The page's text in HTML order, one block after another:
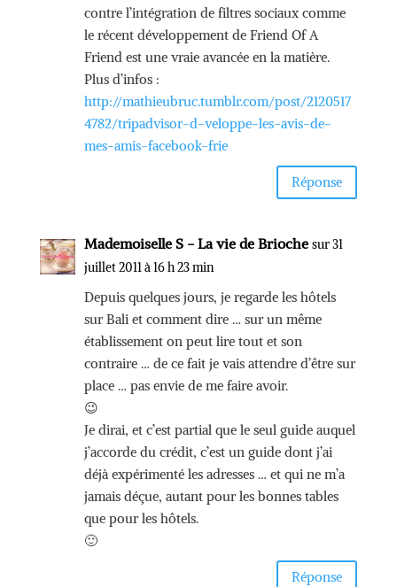
contre l’intégration de filtres sociaux comme
le récent développement de Friend Of A
Friend est une vraie avancée en la matière.
Plus d’infos :
http://mathieubruc.tumblr.com/post/2120517
4782/tripadvisor-d-veloppe-les-avis-de-
mes-amis-facebook-frie
Réponse
Mademoiselle S - La vie de Brioche sur 31
juillet 2011 à 16 h 23 min
Depuis quelques jours, je regarde les hôtels
sur Bali et comment dire … sur un même
établissement on peut lire tout et son
contraire … de ce fait je vais attendre d’être sur
place … pas envie de me faire avoir.
😉
Je dirai, et c’est partial que le seul guide auquel
j’accorde du crédit, c’est un guide dont j’ai
déjà expérimenté les adresses … et qui ne m’a
jamais déçue, autant pour les bonnes tables
que pour les hôtels.
🙂
Réponse